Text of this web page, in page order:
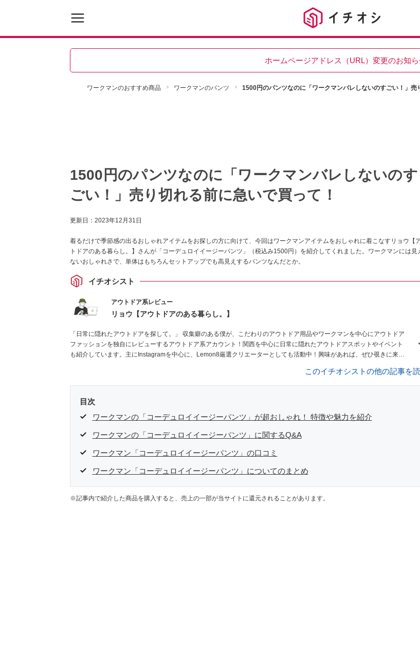
ホームページアドレス（URL）変更のお知
ワークマンのおすすめ商品 ワークマンのパンツ 1500円のパンツなのに「ワークマンバレしないのすごい！」売
1500円のパンツなのに「ワークマンバレしないのす
ごい！」売り切れる前に急いで買って！
更新日： 2023年12月31日
着るだけで季節感の出るおしゃれアイテムをお探しの方に向けて、今回はワークマンアイテムをおしゃれに着こなすリョウ【
トドアのある暮らし。】さんが「コーデュロイイージーパンツ」（税込み1500円）を紹介してくれました。ワークマンには見
ないおしゃれさで、単体はもちろんセットアップでも高見えするパンツなんだとか。
イチオシスト
アウトドア系レビュー
リョウ【アウトドアのある暮らし。】
「日常に隠れたアウトドアを探して。」 収集癖のある僕が、こだわりのアウトドア用品やワークマンを中心にアウトドア
ファッションを独自にレビューするアウトドア系アカウント！関西を中心に日常に隠れたアウトドアスポットやイベント
も紹介しています。主にInstagramを中心に、Lemon8厳選クリエーターとしても活動中！興味があれば、ぜひ覗きに来て
このイチオシストの他の記事を
目次
ワークマンの「コーデュロイイージーパンツ」が超おしゃれ！ 特徴や魅力を紹介
ワークマンの「コーデュロイイージーパンツ」に関するQ&A
ワークマン「コーデュロイイージーパンツ」の口コミ
ワークマン「コーデュロイイージーパンツ」についてのまとめ
※記事内で紹介した商品を購入すると、売上の一部が当サイトに還元されることがあります。